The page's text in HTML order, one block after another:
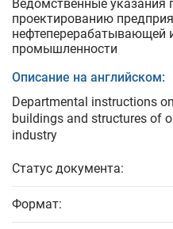
Ведомственные
проектированию
нефтеперерабатывающей
промышленности
Описание на английском:
Departmental instructions
buildings and structures of
industry
Статус документа:
Формат: